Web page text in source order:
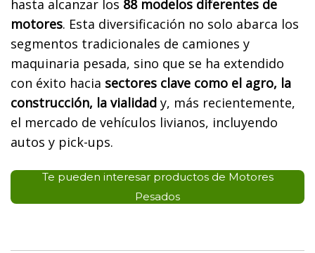
hasta alcanzar los 88 modelos diferentes de
motores. Esta diversificación no solo abarca los
segmentos tradicionales de camiones y
maquinaria pesada, sino que se ha extendido
con éxito hacia sectores clave como el agro, la
construcción, la vialidad y, más recientemente,
el mercado de vehículos livianos, incluyendo
autos y pick-ups.
Te pueden interesar productos de Motores
Pesados